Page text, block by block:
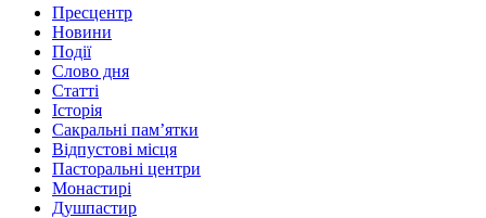
Пресцентр
Новини
Події
Слово дня
Статті
Історія
Сакральні пам’ятки
Відпустові місця
Пасторальні центри
Монастирі
Душпастир